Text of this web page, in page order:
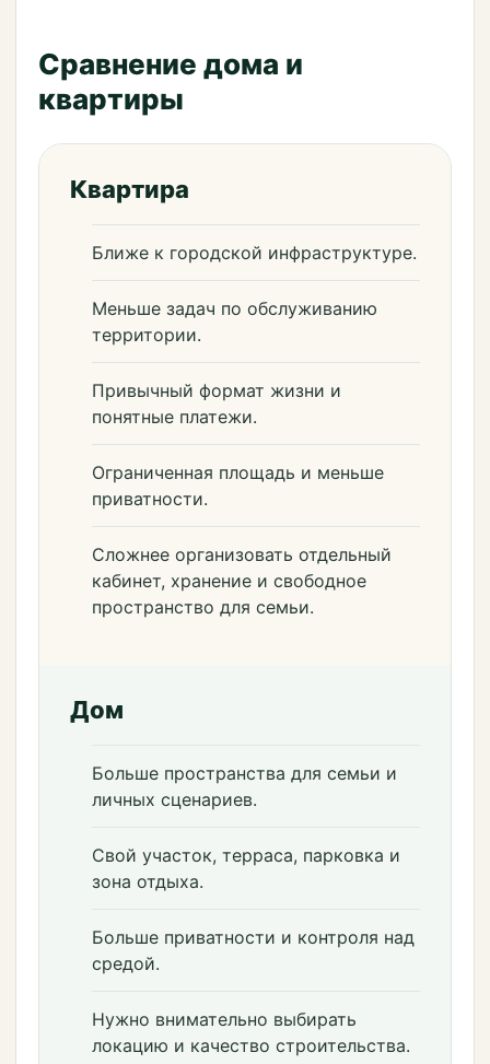
Сравнение дома и
квартиры
Квартира
Ближе к городской инфраструктуре.
Меньше задач по обслуживанию
территории.
Привычный формат жизни и
понятные платежи.
Ограниченная площадь и меньше
приватности.
Сложнее организовать отдельный
кабинет, хранение и свободное
пространство для семьи.
Дом
Больше пространства для семьи и
личных сценариев.
Свой участок, терраса, парковка и
зона отдыха.
Больше приватности и контроля над
средой.
Нужно внимательно выбирать
локацию и качество строительства.